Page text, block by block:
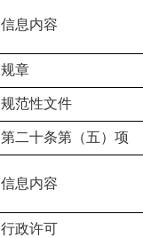
信息内容
规章
规范性文件
第二十条第（五）项
信息内容
行政许可